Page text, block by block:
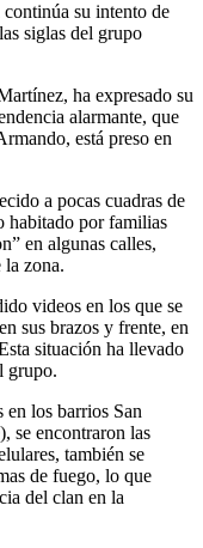
su intento de
siglas del grupo
ha expresado su
alarmante, que
está preso en
a pocas cuadras de
habitado por familias
en algunas calles,
la zona.
videos en los que se
sus brazos y frente, en
situación ha llevado
grupo.
en los barrios San
se encontraron las
también se
de fuego, lo que
del clan en la